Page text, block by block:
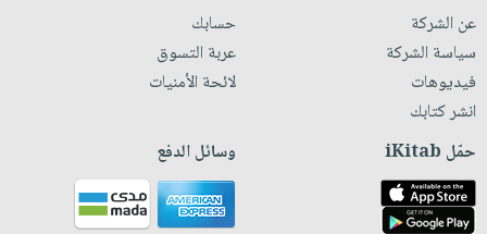
عن الشركة
سياسة الشركة
فيديوهات
انشر كتابك
حسابك
عربة التسوق
لائحة الأمنيات
حمّل iKitab وسائل الدفع